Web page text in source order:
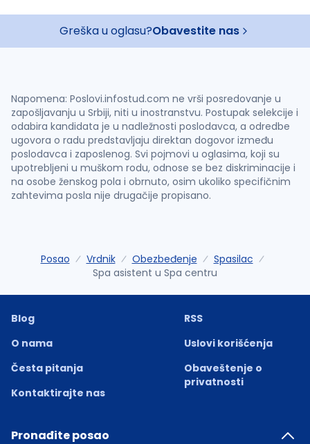
Greška u oglasu?Obavestite nas
Napomena: Poslovi.infostud.com ne vrši posredovanje u
zapošljavanju u Srbiji, niti u inostranstvu. Postupak selekcije i
odabira kandidata je u nadležnosti poslodavca, a odredbe
ugovora o radu predstavljaju direktan dogovor između
poslodavca i zaposlenog. Svi pojmovi u oglasima, koji su
upotrebljeni u muškom rodu, odnose se bez diskriminacije i
na osobe ženskog pola i obrnuto, osim ukoliko specifičnim
zahtevima posla nije drugačije propisano.
Posao Vrdnik Obezbeđenje
Spasilac
Spa asistent u Spa centru
Blog
O nama
Česta pitanja
Kontaktirajte nas
RSS
Uslovi korišćenja
Obaveštenje o
privatnosti
Pronađite posao